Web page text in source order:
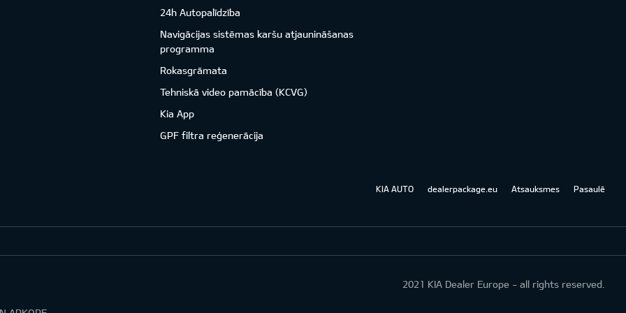
24h Autopalīdzība
Navigācijas sistēmas karšu atjaunināšanas
programma
Rokasgrāmata
Tehniskā video pamācība (KCVG)
Kia App
GPF filtra reģenerācija
KIA AUTO dealerpackage.eu Atsauksmes Pasaulē
2021 KIA Dealer Europe - all rights reserved.